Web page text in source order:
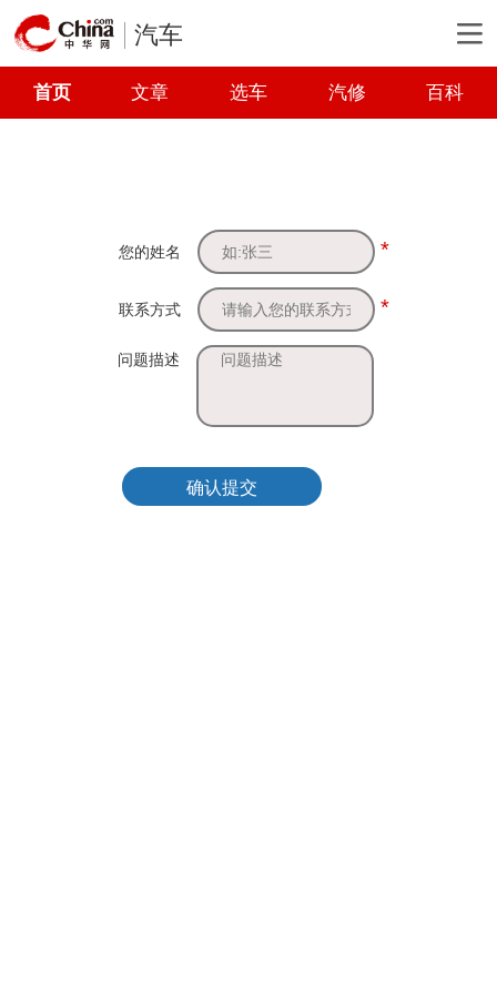
汽车
首页 文章 选车 汽修 百科
您的姓名 *
联系方式 *
问题描述
确认提交